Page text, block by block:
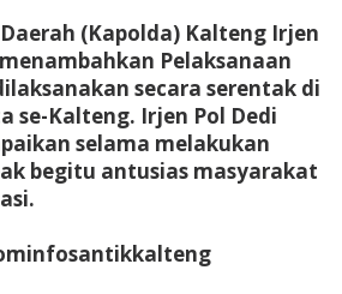
(Kapolda) Kalteng Irjen
Pelaksanaan
secara serentak di
se-Kalteng. Irjen Pol Dedi
selama melakukan
begitu antusias masyarakat